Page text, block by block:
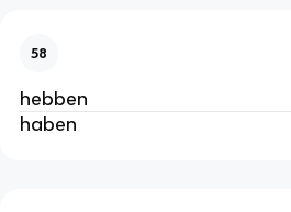
58
hebben
haben